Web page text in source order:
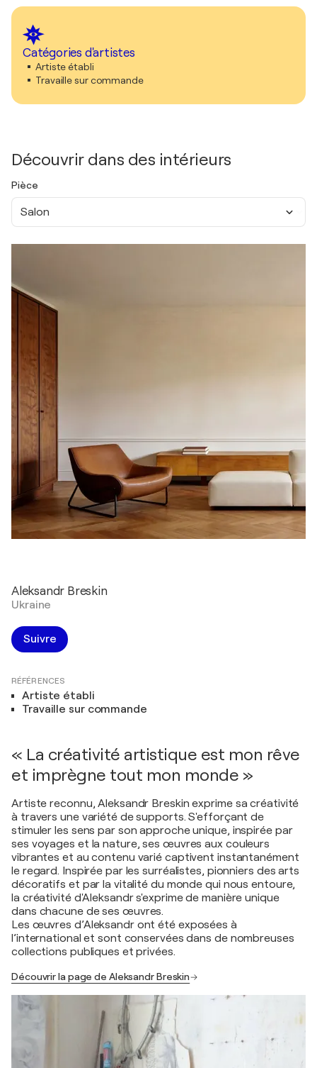
Catégories d'artistes
Artiste établi
Travaille sur commande
Découvrir dans des intérieurs
Pièce
Salon
Aleksandr Breskin
Ukraine
Suivre
RÉFÉRENCES
Artiste établi
Travaille sur commande
« La créativité artistique est mon rêve
et imprègne tout mon monde »
Artiste reconnu, Aleksandr Breskin exprime sa créativité
à travers une variété de supports. S'efforçant de
stimuler les sens par son approche unique, inspirée par
ses voyages et la nature, ses œuvres aux couleurs
vibrantes et au contenu varié captivent instantanément
le regard. Inspirée par les surréalistes, pionniers des arts
décoratifs et par la vitalité du monde qui nous entoure,
la créativité d'Aleksandr s'exprime de manière unique
dans chacune de ses œuvres.
Les œuvres d’Aleksandr ont été exposées à
l’international et sont conservées dans de nombreuses
collections publiques et privées.
Découvrir la page de Aleksandr Breskin